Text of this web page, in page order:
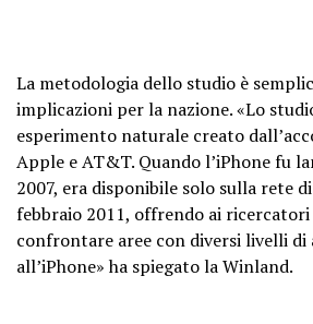
La metodologia dello studio è
implicazioni per la nazione. «Lo
esperimento naturale creato
Apple e AT&T. Quando l’iPhone fu
2007, era disponibile solo sulla rete
febbraio 2011, offrendo ai
confrontare aree con diversi livelli di
all’iPhone» ha spiegato la Winland.